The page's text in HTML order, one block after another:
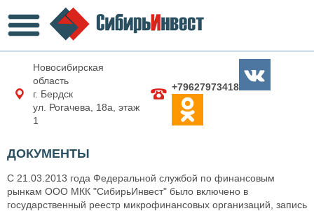
Новосибирская
область
г. Бердск
ул. Рогачева, 18а, этаж
1
+79627973418
ДОКУМЕНТЫ
С 21.03.2013 года Федеральной службой по финансовым
рынкам ООО МКК "СибирьИнвест" было включено в
государственный реестр микрофинансовых организаций, запись